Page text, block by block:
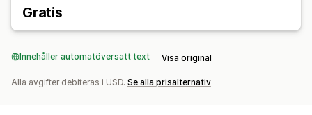
Gratis
Innehåller automatöversatt text Visa original
Alla avgifter debiteras i USD. Se alla prisalternativ